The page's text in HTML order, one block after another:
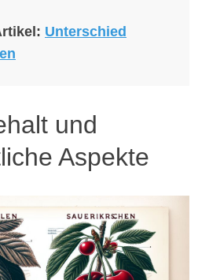
Unterschied
und
Aspekte